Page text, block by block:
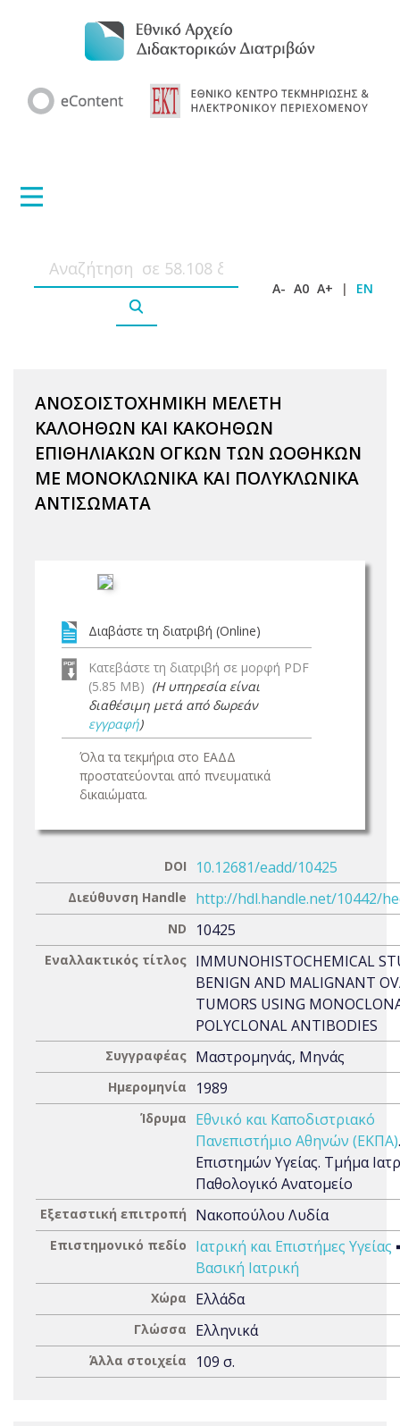
A- A0 A+ | EN
ΑΝΟΣΟΙΣΤΟΧΗΜΙΚΗ ΜΕΛΕΤΗ
ΚΑΛΟΗΘΩΝ ΚΑΙ ΚΑΚΟΗΘΩΝ
ΕΠΙΘΗΛΙΑΚΩΝ ΟΓΚΩΝ ΤΩΝ ΩΟΘΗΚΩΝ
ΜΕ ΜΟΝΟΚΛΩΝΙΚΑ ΚΑΙ ΠΟΛΥΚΛΩΝΙΚΑ
ΑΝΤΙΣΩΜΑΤΑ
Διαβάστε τη διατριβή (Online)
Κατεβάστε τη διατριβή σε μορφή PDF
(5.85 MB) (Η υπηρεσία είναι
διαθέσιμη μετά από δωρεάν
εγγραφή)
Όλα τα τεκμήρια στο ΕΑΔΔ
προστατεύονται από πνευματικά
δικαιώματα.
DOI 10.12681/eadd/10425
Διεύθυνση Handle http://hdl.handle.net/10442/
ND 10425
Εναλλακτικός τίτλος IMMUNOHISTOCHEMICAL
BENIGN AND MALIGNANT
TUMORS USING
POLYCLONAL ANTIBODIES
Συγγραφέας Μαστρομηνάς, Μηνάς
Ημερομηνία 1989
Ίδρυμα
Εθνικό και Καποδιστριακό
Πανεπιστήμιο Αθηνών (ΕΚΠΑ)
Επιστημών Υγείας. Τμήμα
Παθολογικό Ανατομείο
Εξεταστική επιτροπή Νακοπούλου Λυδία
Επιστημονικό πεδίο Ιατρική και Επιστήμες Υγείας
Βασική Ιατρική
Χώρα Ελλάδα
Γλώσσα Ελληνικά
Άλλα στοιχεία 109 σ.